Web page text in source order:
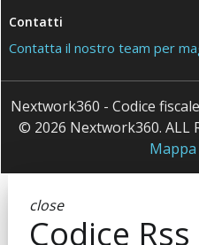
Contatti
Contatta il nostro team per
Nextwork360 - Codice
© 2026 Nextwork360. ALL
close
Codice Rss